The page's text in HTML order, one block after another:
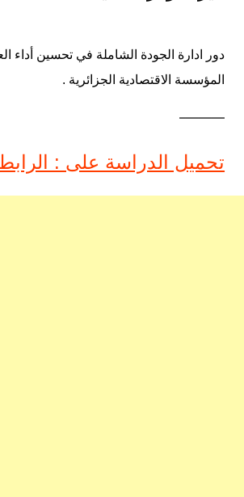
دور ادارة الجودة الشاملة في تحسين أداء
المؤسسة الاقتصادية الجزائرية .
———–
تحميل الدراسة على :